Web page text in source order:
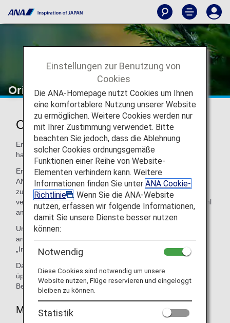
Original-Aroma von ANA
Original-Aroma von ANA
Erleben Sie japanische Gastfreundschaft mit dem
hauseigenen Aroma von ANA.
Entdecken Sie das natürliche und harmonische Aroma von
ANA in unseren Lounges oder an Bord, und genießen Sie
zusätzlichen Komfort und tiefgehende Entspannung. Das
veredelte und einzigartige Aroma von ANA kann man sowohl
am Flughafen als auch über den Wolken genießen.
Unser einzigartiges Original-Aroma, das Sie so nirgendwo
anders finden, lässt das Markenkonzept von ANA –
„Inspiration of Japan“ – lebendig werden.
Das frische, starke und ausgeprägte Aroma erinnert an
üppige, weitläufige Wälder und schafft ein Gefühl der
Begeisterung für die anstehende Reise.
Mischung
Einstellungen zur Benutzung von
Cookies
Die ANA-Homepage nutzt Cookies um Ihnen
eine komfortablere Nutzung unserer Website
zu ermöglichen. Weitere Cookies werden nur
mit Ihrer Zustimmung verwendet. Bitte
beachten Sie jedoch, dass die Ablehnung
solcher Cookies ordnungsgemäße
Funktionen einer Reihe von Website-
Elementen verhindern kann. Weitere
Informationen finden Sie unter ANA Cookie-
Richtlinie
. Wenn Sie die ANA-Website
nutzen, erfassen wir folgende Informationen,
damit Sie unsere Dienste besser nutzen
können:
Notwendig
Diese Cookies sind notwendig um unsere
Website nutzen, Flüge reservieren und eingeloggt
bleiben zu können.
Statistik